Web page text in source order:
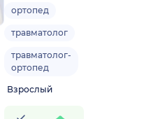
ортопед
травматолог
травматолог-
ортопед
Взрослый